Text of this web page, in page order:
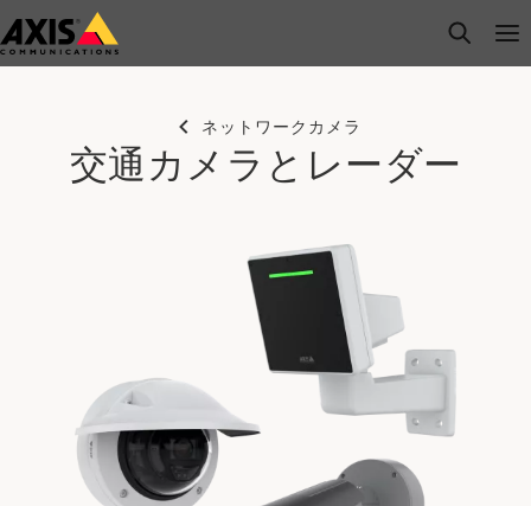
メ
イ
open
ネットワークカメラ
交通カメラとレーダー